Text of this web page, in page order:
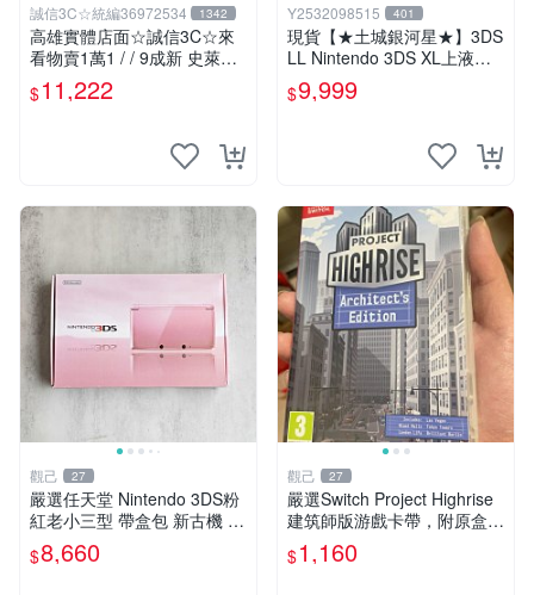
誠信3C☆統編36972534 1342
高雄實體店面☆誠信3C☆來
看物賣1萬1 / / 9成新 史萊姆
勇者鬥惡龍 限定版 無改機 任
天堂 3DS LL 日規主機 二手
$11,222
Y2532098515 401
現貨【★土城銀河星★】3DS
LL Nintendo 3DS XL上液晶
上螢幕 L.R鍵維修.觸控螢幕
等更換.外殼破裂更換賣場另
$9,999
觀己 27
嚴選任天堂 Nintendo 3DS粉
紅老小三型 帶盒包 新古機 掌
上遊戲機 3ds掌機 日版完整
套裝 Nintendo掌機 老小DS電
$8,660
觀己 27
嚴選Switch Project Highrise
建筑師版游戲卡帶，附原盒保
養佳，支援全球Switch主機，
含中文字幕，熱門模擬經營大
$1,160